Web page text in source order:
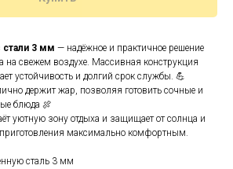
стали 3 мм — надёжное и практичное решение
на свежем воздухе. Массивная конструкция
устойчивость и долгий срок службы. 💪
держит жар, позволяя готовить сочные и
блюда 🍖
уютную зону отдыха и защищает от солнца и
приготовления максимально комфортным.
сталь 3 мм